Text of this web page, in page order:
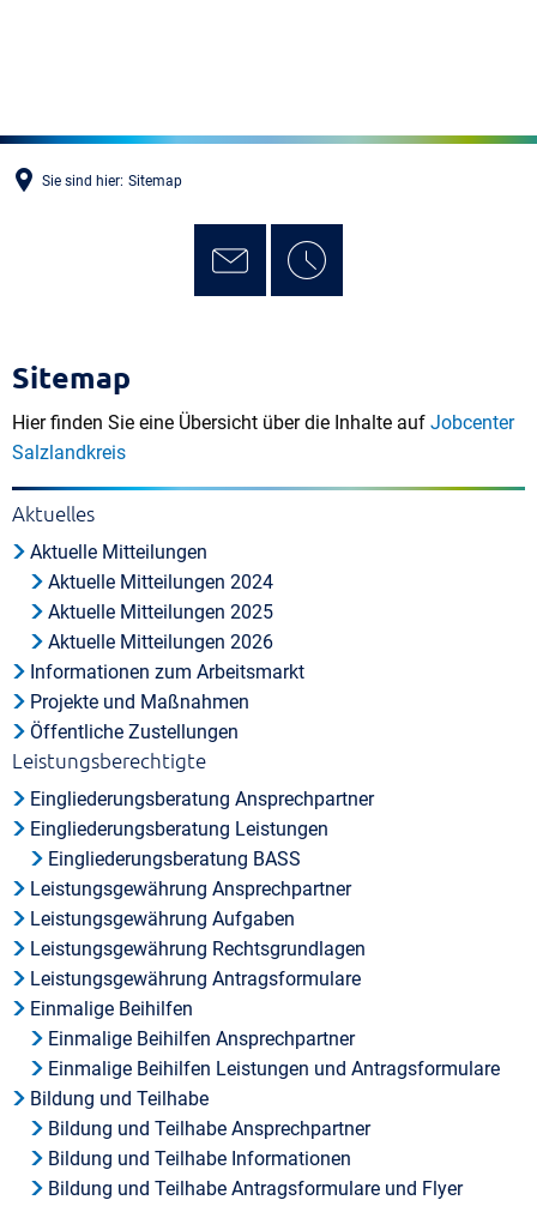
Sie sind hier: Sitemap
Sitemap
Hier finden Sie eine Übersicht über die Inhalte auf Jobcenter
Salzlandkreis
Aktuelles
Aktuelle Mitteilungen
Aktuelle Mitteilungen 2024
Aktuelle Mitteilungen 2025
Aktuelle Mitteilungen 2026
Informationen zum Arbeitsmarkt
Projekte und Maßnahmen
Öffentliche Zustellungen
Leistungsberechtigte
Eingliederungsberatung Ansprechpartner
Eingliederungsberatung Leistungen
Eingliederungsberatung BASS
Leistungsgewährung Ansprechpartner
Leistungsgewährung Aufgaben
Leistungsgewährung Rechtsgrundlagen
Leistungsgewährung Antragsformulare
Einmalige Beihilfen
Einmalige Beihilfen Ansprechpartner
Einmalige Beihilfen Leistungen und Antragsformulare
Bildung und Teilhabe
Bildung und Teilhabe Ansprechpartner
Bildung und Teilhabe Informationen
Bildung und Teilhabe Antragsformulare und Flyer